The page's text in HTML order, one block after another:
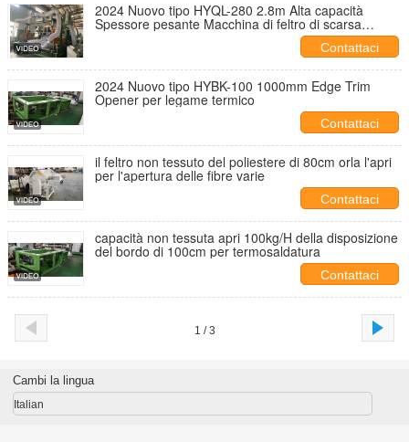
2024 Nuovo tipo HYQL-280 2.8m Alta capacità
Spessore pesante Macchina di feltro di scarsa
Contattaci
2024 Nuovo tipo HYBK-100 1000mm Edge Trim
Opener per legame termico
Contattaci
il feltro non tessuto del poliestere di 80cm orla l'apri
per l'apertura delle fibre varie
Contattaci
capacità non tessuta apri 100kg/H della disposizione
del bordo di 100cm per termosaldatura
Contattaci
1 / 3
Cambi la lingua
Italian